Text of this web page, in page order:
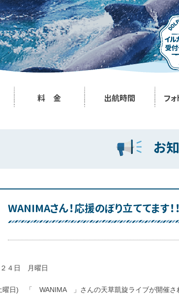
料 金 出航時間 フォ
お
WANIMAさん！応援のぼり立ててます！！
４日 月曜日
日) 「 WANIMA 」さんの天草凱旋ライブが開催さ